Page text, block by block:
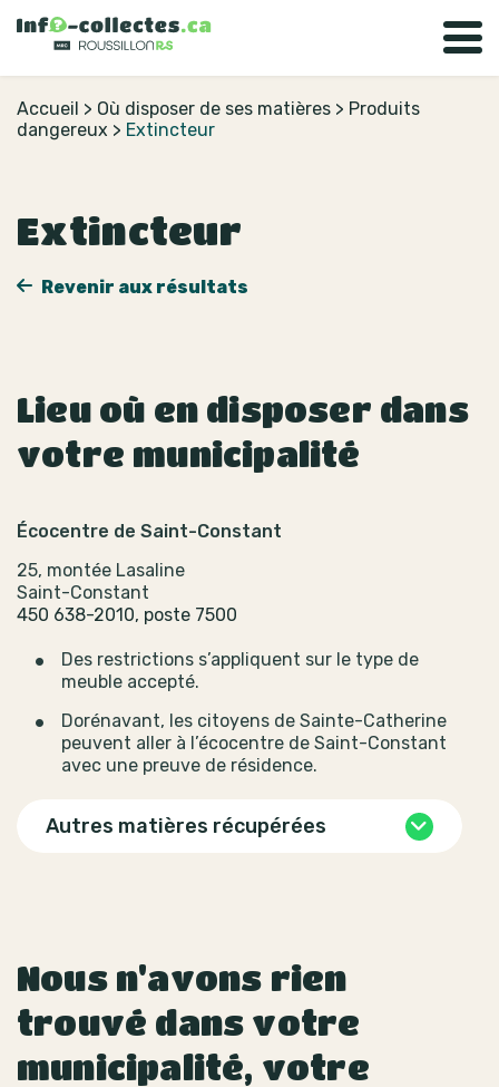
Accueil > Où disposer de ses matières > Produits
dangereux > Extincteur
Extincteur
Revenir aux résultats
Lieu où en disposer dans
votre municipalité
Écocentre de Saint-Constant
25, montée Lasaline
Saint-Constant
450 638-2010, poste 7500
Des restrictions s’appliquent sur le type de
meuble accepté.
Dorénavant, les citoyens de Sainte-Catherine
peuvent aller à l’écocentre de Saint-Constant
avec une preuve de résidence.
Autres matières récupérées
Nous n'avons rien
trouvé dans votre
municipalité, votre